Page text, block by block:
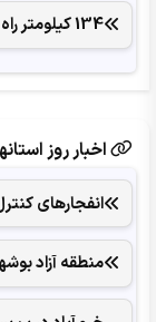
134 کیلومتر راه در منطقه بلوچستان آماده بهره‌برداری است
اخبار روز
انفجارهای
منطقه آزاد